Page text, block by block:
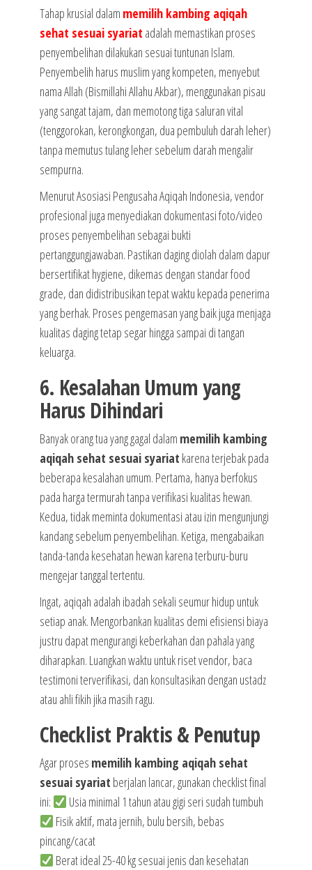
Tahap krusial dalam memilih kambing aqiqah
sehat sesuai syariat adalah memastikan proses
penyembelihan dilakukan sesuai tuntunan Islam.
Penyembelih harus muslim yang kompeten, menyebut
nama Allah (Bismillahi Allahu Akbar), menggunakan pisau
yang sangat tajam, dan memotong tiga saluran vital
(tenggorokan, kerongkongan, dua pembuluh darah leher)
tanpa memutus tulang leher sebelum darah mengalir
sempurna.
Menurut Asosiasi Pengusaha Aqiqah Indonesia, vendor
profesional juga menyediakan dokumentasi foto/video
proses penyembelihan sebagai bukti
pertanggungjawaban. Pastikan daging diolah dalam dapur
bersertifikat hygiene, dikemas dengan standar food
grade, dan didistribusikan tepat waktu kepada penerima
yang berhak. Proses pengemasan yang baik juga menjaga
kualitas daging tetap segar hingga sampai di tangan
keluarga.
6. Kesalahan Umum yang
Harus Dihindari
Banyak orang tua yang gagal dalam memilih kambing
aqiqah sehat sesuai syariat karena terjebak pada
beberapa kesalahan umum. Pertama, hanya berfokus
pada harga termurah tanpa verifikasi kualitas hewan.
Kedua, tidak meminta dokumentasi atau izin mengunjungi
kandang sebelum penyembelihan. Ketiga, mengabaikan
tanda-tanda kesehatan hewan karena terburu-buru
mengejar tanggal tertentu.
Ingat, aqiqah adalah ibadah sekali seumur hidup untuk
setiap anak. Mengorbankan kualitas demi efisiensi biaya
justru dapat mengurangi keberkahan dan pahala yang
diharapkan. Luangkan waktu untuk riset vendor, baca
testimoni terverifikasi, dan konsultasikan dengan ustadz
atau ahli fikih jika masih ragu.
Checklist Praktis & Penutup
Agar proses memilih kambing aqiqah sehat
sesuai syariat berjalan lancar, gunakan checklist final
ini:
Usia minimal 1 tahun atau gigi seri sudah tumbuh
Fisik aktif, mata jernih, bulu bersih, bebas
pincang/cacat
Berat ideal 25-40 kg sesuai jenis dan kesehatan